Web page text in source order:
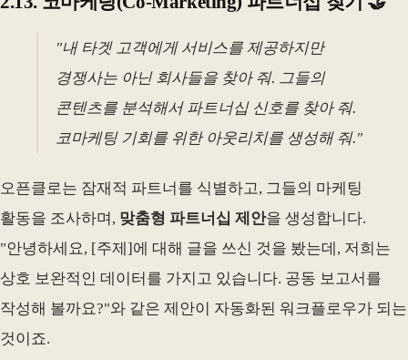
"내 타겟 고객에게 서비스를 제공하지만
경쟁사는 아닌 회사들을 찾아 줘. 그들의
콘텐츠를 분석해서 파트너십 신호를 찾아 줘.
코마케팅 기회를 위한 아웃리치를 생성해 줘."
오픈클로는 잠재적 파트너를 식별하고, 그들의 마케팅
활동을 조사하며, 맞춤형 파트너십 제안을 생성합니다.
"안녕하세요, [주제]에 대해 글을 쓰신 것을 봤는데, 저희는
상호 보완적인 데이터를 가지고 있습니다. 공동 보고서를
작성해 볼까요?"와 같은 제안이 자동화된 워크플로우가 되는
것이죠.